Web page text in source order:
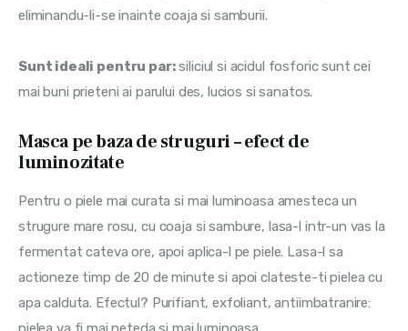
eliminandu-li-se inainte coaja si samburii.
Sunt ideali pentru par: siliciul si acidul fosforic sunt cei
mai buni prieteni ai parului des, lucios si sanatos.
Masca pe baza de struguri – efect de
luminozitate
Pentru o piele mai curata si mai luminoasa amesteca un
strugure mare rosu, cu coaja si sambure, lasa-l intr-un vas la
fermentat cateva ore, apoi aplica-l pe piele. Lasa-l sa
actioneze timp de 20 de minute si apoi clateste-ti pielea cu
apa calduta. Efectul? Purifiant, exfoliant, antiimbatranire: